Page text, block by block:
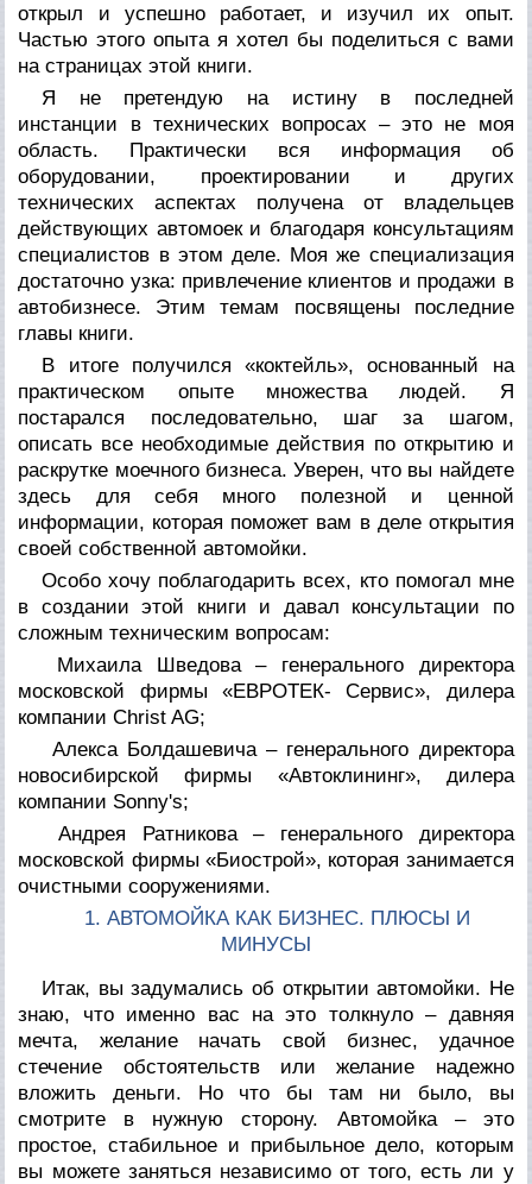
открыл и успешно работает, и изучил их опыт.
Частью этого опыта я хотел бы поделиться с вами
на страницах этой книги.
Я не претендую на истину в последней
инстанции в технических вопросах – это не моя
область. Практически вся информация об
оборудовании, проектировании и других
технических аспектах получена от владельцев
действующих автомоек и благодаря консультациям
специалистов в этом деле. Моя же специализация
достаточно узка: привлечение клиентов и продажи в
автобизнесе. Этим темам посвящены последние
главы книги.
В итоге получился «коктейль», основанный на
практическом опыте множества людей. Я
постарался последовательно, шаг за шагом,
описать все необходимые действия по открытию и
раскрутке моечного бизнеса. Уверен, что вы найдете
здесь для себя много полезной и ценной
информации, которая поможет вам в деле открытия
своей собственной автомойки.
Особо хочу поблагодарить всех, кто помогал мне
в создании этой книги и давал консультации по
сложным техническим вопросам:
Михаила Шведова– генерального директора
московской фирмы «ЕВРОТЕК- Сервис», дилера
компанииChrist AG;
Алекса Болдашевича– генерального директора
новосибирской фирмы «Автоклининг», дилера
компании Sonny's;
Андрея Ратникова– генерального директора
московской фирмы «Биострой», которая занимается
очистными сооружениями.
1. АВТОМОЙКА КАК БИЗНЕС. ПЛЮСЫ И
МИНУСЫ
Итак, вы задумались об открытии автомойки. Не
знаю, что именно вас на это толкнуло – давняя
мечта, желание начать свой бизнес, удачное
стечение обстоятельств или желание надежно
вложить деньги. Но что бы там ни было, вы
смотрите в нужную сторону. Автомойка – это
простое, стабильное и прибыльное дело, которым
вы можете заняться независимо от того, есть ли у